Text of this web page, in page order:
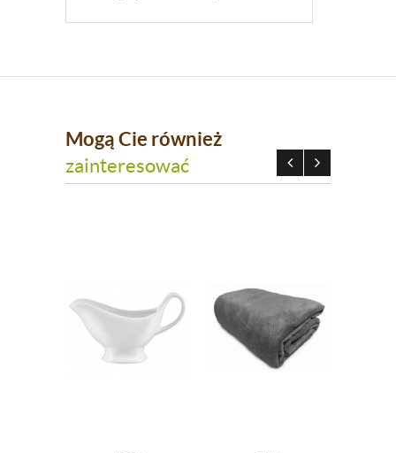
Mogą Cie również
zainteresować